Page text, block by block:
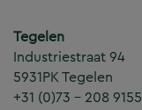
Tegelen
Industriestraat 94
5931PK Tegelen
+31 (0)73 – 208 9155